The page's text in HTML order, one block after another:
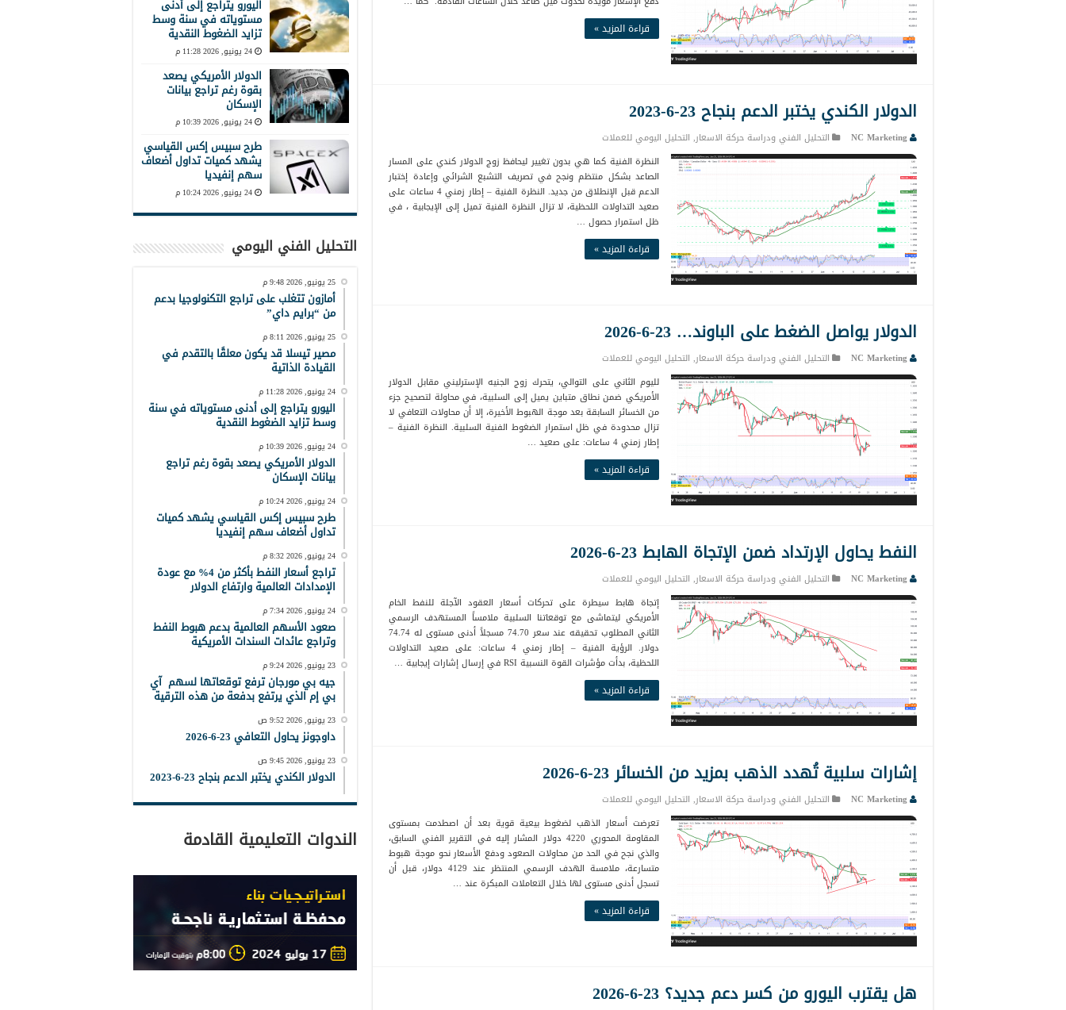
قراءة المزيد »
الدولار الكندي يختبر الدعم بنجاح 23-6-2023
NC Marketing التحليل الفني ودراسة حركة الاسعار, التحليل اليومي للعملات
النظرة الفنية كما هي بدون تغيير ليحافظ زوج الدولار كندي على المسار
الصاعد بشكل منتظم ونجح في تصريف التشبع الشرائي وإعادة إختبار
الدعم قبل الإنطلاق من جديد. النظرة الفنية – إطار زمني 4 ساعات على
صعيد التداولات اللحظية، لا تزال النظرة الفنية تميل إلى الإيجابية ، في
ظل استمرار حصول …
قراءة المزيد »
الدولار يواصل الضغط على الباوند… 23-6-2026
NC Marketing التحليل الفني ودراسة حركة الاسعار, التحليل اليومي للعملات
لليوم الثاني على التوالي، يتحرك زوج الجنيه الإسترليني مقابل الدولار
الأمريكي ضمن نطاق متباين يميل إلى السلبية، في محاولة لتصحيح جزء
من الخسائر السابقة بعد موجة الهبوط الأخيرة، إلا أن محاولات التعافي لا
تزال محدودة في ظل استمرار الضغوط الفنية السلبية. النظرة الفنية –
إطار زمني 4 ساعات: على صعيد …
قراءة المزيد »
النفط يحاول الإرتداد ضمن الإتجاة الهابط 23-6-2026
NC Marketing التحليل الفني ودراسة حركة الاسعار, التحليل اليومي للعملات
إتجاة هابط سيطرة على تحركات أسعار العقود الآجلة للنفط الخام
الأمريكي ليتماشى مع توقعاتنا السلبية ملامساً المستهدف الرسمي
الثاني المطلوب تحقيقه عند سعر 74.70 مسجلاً أدنى مستوى له 74.74
دولار. الرؤية الفنية – إطار زمني 4 ساعات: على صعيد التداولات
اللحظية، بدأت مؤشرات القوة النسبية RSI في إرسال إشارات إيجابية …
قراءة المزيد »
إشارات سلبية تُهدد الذهب بمزيد من الخسائر 23-6-2026
NC Marketing التحليل الفني ودراسة حركة الاسعار, التحليل اليومي للعملات
تعرضت أسعار الذهب لضغوط بيعية قوية بعد أن اصطدمت بمستوى
المقاومة المحوري 4220 دولار المشار إليه في التقرير الفني السابق،
والذي نجح في الحد من محاولات الصعود ودفع الأسعار نحو موجة هبوط
متسارعة، ملامسة الهدف الرسمي المنتظر عند 4129 دولار، قبل أن
تسجل أدنى مستوى لها خلال التعاملات المبكرة عند …
قراءة المزيد »
هل يقترب اليورو من كسر دعم جديد؟ 23-6-2026
اليورو يتراجع إلى أدنى
مستوياته في سنة وسط
تزايد الضغوط النقدية
24 يونيو, 2026 11:28 م
الدولار الأمريكي يصعد
بقوة رغم تراجع بيانات
الإسكان
24 يونيو, 2026 10:39 م
طرح سبيس إكس القياسي
يشهد كميات تداول أضعاف
سهم إنفيديا
24 يونيو, 2026 10:24 م
التحليل الفني اليومي
25 يونيو, 2026 9:48 م
أمازون تتغلب على تراجع التكنولوجيا بدعم
من “برايم داي”
25 يونيو, 2026 8:11 م
مصير تيسلا قد يكون معلقًا بالتقدم في
القيادة الذاتية
24 يونيو, 2026 11:28 م
اليورو يتراجع إلى أدنى مستوياته في سنة
وسط تزايد الضغوط النقدية
24 يونيو, 2026 10:39 م
الدولار الأمريكي يصعد بقوة رغم تراجع
بيانات الإسكان
24 يونيو, 2026 10:24 م
طرح سبيس إكس القياسي يشهد كميات
تداول أضعاف سهم إنفيديا
24 يونيو, 2026 8:32 م
تراجع أسعار النفط بأكثر من 4% مع عودة
الإمدادات العالمية وارتفاع الدولار
24 يونيو, 2026 7:34 م
صعود الأسهم العالمية بدعم هبوط النفط
وتراجع عائدات السندات الأمريكية
23 يونيو, 2026 9:24 م
جيه بي مورجان ترفع توقعاتها لسهم آي
بي إم الذي يرتفع بدفعة من هذه الترقية
23 يونيو, 2026 9:52 ص
داوجونز يحاول التعافي 23-6-2026
23 يونيو, 2026 9:45 ص
الدولار الكندي يختبر الدعم بنجاح 23-6-2023
الندوات التعليمية القادمة